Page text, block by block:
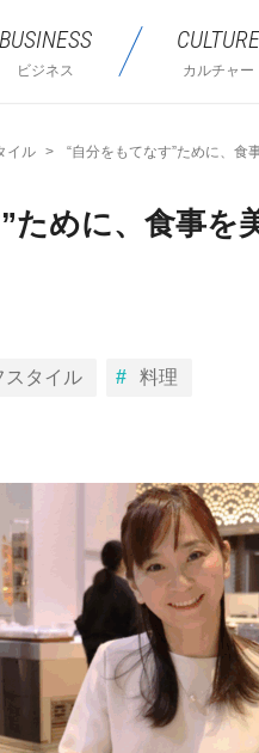
BUSINESS
ビジネス
CULTURE
カルチャー
イル “自分をもてなす”ために、食
ために、食事を
スタイル 料理